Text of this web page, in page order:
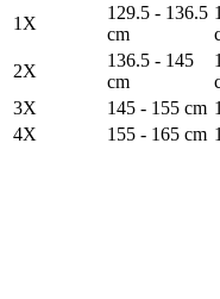
1X
129.5 - 136.5
cm
2X
136.5 - 145
cm
3X
145 - 155 cm
4X
155 - 165 cm